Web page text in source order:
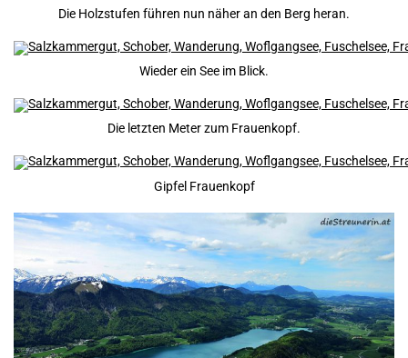
Die Holzstufen führen nun näher an den Berg heran.
Wieder ein See im Blick.
Die letzten Meter zum Frauenkopf.
Gipfel Frauenkopf